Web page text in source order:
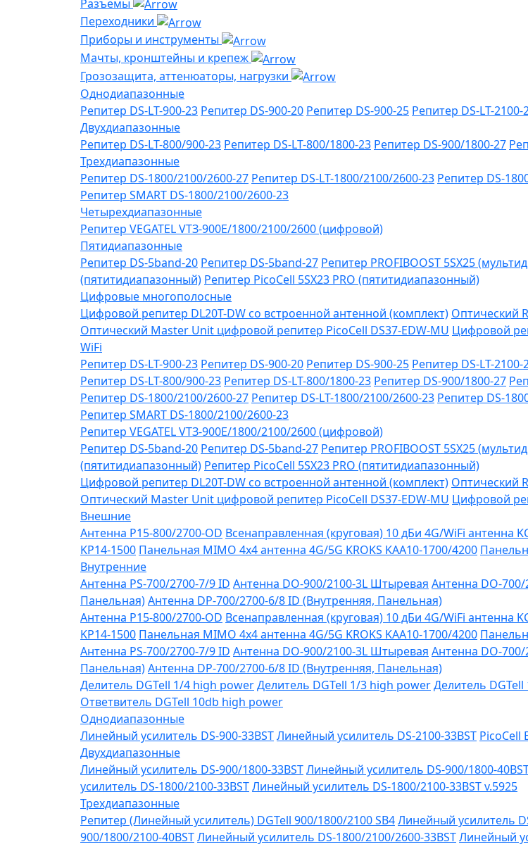
Разъемы
Переходники
Приборы и инструменты
Мачты, кронштейны и крепеж
Грозозащита, аттенюаторы, нагрузки
Однодиапазонные
Репитер DS-LT-900-23 Репитер DS-900-20 Репитер DS-900-25 Репитер DS-LT-2100-
Двухдиапазонные
Репитер DS-LT-800/900-23 Репитер DS-LT-800/1800-23 Репитер DS-900/1800-27
Трехдиапазонные
Репитер DS-1800/2100/2600-27 Репитер DS-LT-1800/2100/2600-23 Репитер DS-
Репитер SMART DS-1800/2100/2600-23
Четырехдиапазонные
Репитер VЕGATEL VТЗ-900Е/1800/2100/2600 (цифровой)
Пятидиапазонные
Репитер DS-5band-20 Репитер DS-5band-27 Репитер PROFIBOOST 5SX25
(пятитидиапазонный) Репитер PicoCell 5SX23 PRO (пятитидиапазонный)
Цифровые многополосные
Цифровой репитер DL20T-DW со встроенной антенной (комплект) Оптический
Оптический Master Unit цифровой репитер PicoCell DS37-EDW-MU Цифровой
WiFi
Репитер DS-LT-900-23 Репитер DS-900-20 Репитер DS-900-25 Репитер DS-LT-2100-
Репитер DS-LT-800/900-23 Репитер DS-LT-800/1800-23 Репитер DS-900/1800-27
Репитер DS-1800/2100/2600-27 Репитер DS-LT-1800/2100/2600-23 Репитер DS-
Репитер SMART DS-1800/2100/2600-23
Репитер VЕGATEL VТЗ-900Е/1800/2100/2600 (цифровой)
Репитер DS-5band-20 Репитер DS-5band-27 Репитер PROFIBOOST 5SX25
(пятитидиапазонный) Репитер PicoCell 5SX23 PRO (пятитидиапазонный)
Цифровой репитер DL20T-DW со встроенной антенной (комплект) Оптический
Оптический Master Unit цифровой репитер PicoCell DS37-EDW-MU Цифровой
Внешние
Антенна P15-800/2700-OD Всенаправленная (круговая) 10 дБи 4G/WiFi антенна
KP14-1500 Панельная MIMO 4x4 антенна 4G/5G KROKS KAA10-1700/4200
Внутренние
Антенна PS-700/2700-7/9 ID Антенна DO-900/2100-3L Штыревая Антенна DO-
Панельная)Антенна DP-700/2700-6/8 ID (Внутренняя, Панельная)
Антенна P15-800/2700-OD Всенаправленная (круговая) 10 дБи 4G/WiFi антенна
KP14-1500 Панельная MIMO 4x4 антенна 4G/5G KROKS KAA10-1700/4200
Антенна PS-700/2700-7/9 ID Антенна DO-900/2100-3L Штыревая Антенна DO-
Панельная)Антенна DP-700/2700-6/8 ID (Внутренняя, Панельная)
Делитель DGTell 1/4 high powerДелитель DGTell 1/3 high powerДелитель
Ответвитель DGTell 10db high power
Однодиапазонные
Линейный усилитель DS-900-33BSTЛинейный усилитель DS-2100-33BST PicoCell
Двухдиапазонные
Линейный усилитель DS-900/1800-33BSTЛинейный усилитель DS-900/1800-
усилитель DS-1800/2100-33BSTЛинейный усилитель DS-1800/2100-33BST v.5925
Трехдиапазонные
Репитер (Линейный усилитель) DGTell 900/1800/2100 SB4Линейный усилитель
900/1800/2100-40BSTЛинейный усилитель DS-1800/2100/2600-33BSTЛинейный